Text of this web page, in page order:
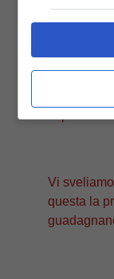
Paypal, se
Vi
questa la